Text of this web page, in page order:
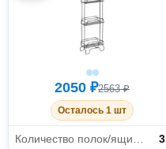
2050 ₽2563 ₽
Осталось 1 шт
3